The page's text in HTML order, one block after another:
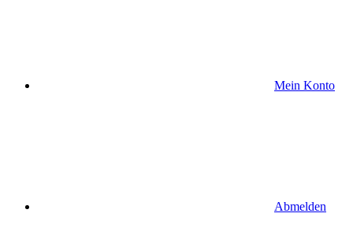
Mein Konto
Abmelden